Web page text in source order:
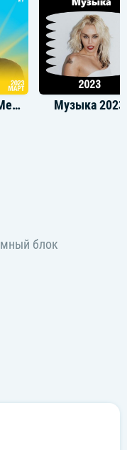
Главное За Месяц (Март) Музыка 2023